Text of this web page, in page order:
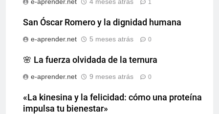
1
San Óscar Romero y la dignidad humana
e-aprender.net 5 meses atrás 0
🌸 La fuerza olvidada de la ternura
e-aprender.net 9 meses atrás 0
«La kinesina y la felicidad: cómo una proteína
impulsa tu bienestar»